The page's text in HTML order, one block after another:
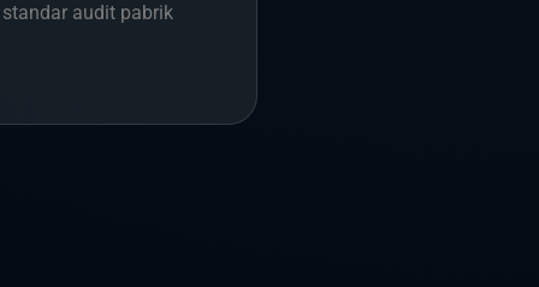
audit pabrik